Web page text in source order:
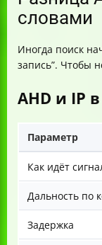
словами
Иногда поиск
запись”. Чтобы
AHD и IP
Параметр
Как идёт
Дальность по
Задержка